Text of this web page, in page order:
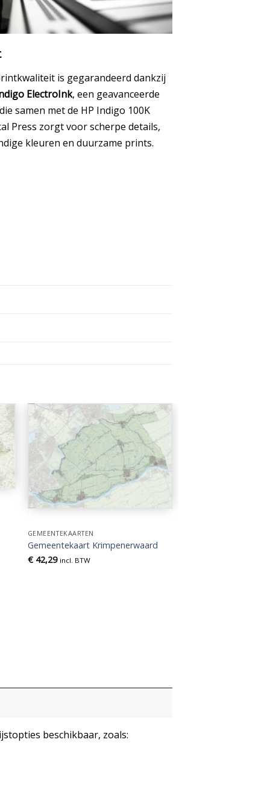
is gegarandeerd dankzij
ElectroInk, een geavanceerde
samen met de HP Indigo 100K
Press zorgt voor scherpe details,
kleuren en duurzame prints.
GEMEENTEKAARTEN
Gemeentekaart Krimpenerwaard
€42,29 incl. BTW
beschikbaar, zoals: